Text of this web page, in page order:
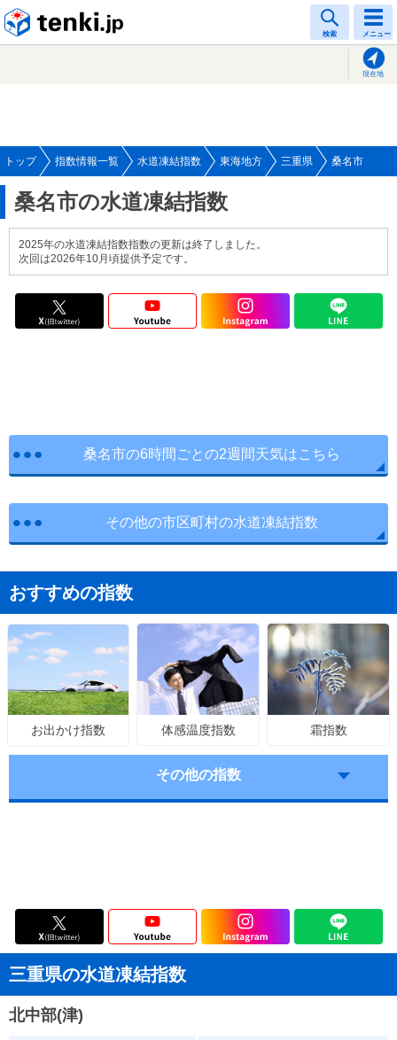
検索 メニュー
現在地
トップ 指数情報一覧 水道凍結指数 東海地方 三重県 桑名市
桑名市の水道凍結指数
2025年の水道凍結指数指数の更新は終了しました。
次回は2026年10月頃提供予定です。
桑名市の6時間ごとの2週間天気はこちら
その他の市区町村の水道凍結指数
おすすめの指数
お出かけ指数 体感温度指数 霜指数
その他の指数
三重県の水道凍結指数
北中部(津)